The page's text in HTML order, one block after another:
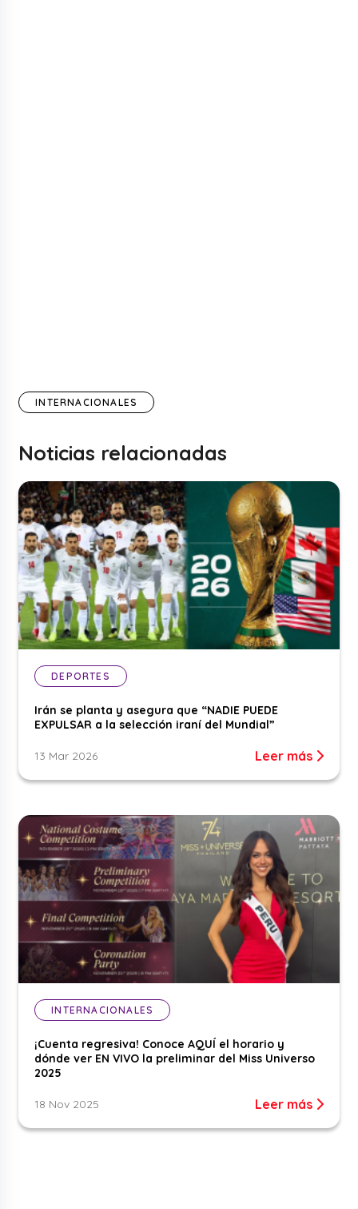
INTERNACIONALES
Noticias relacionadas
DEPORTES
Irán se planta y asegura que “NADIE PUEDE
EXPULSAR a la selección iraní del Mundial”
13 Mar 2026 Leer más
INTERNACIONALES
¡Cuenta regresiva! Conoce AQUÍ el horario y
dónde ver EN VIVO la preliminar del Miss Universo
2025
18 Nov 2025 Leer más